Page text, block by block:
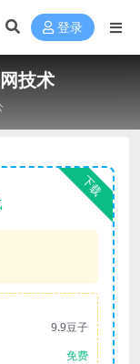
登录
技术
下载
9.9豆子
免费